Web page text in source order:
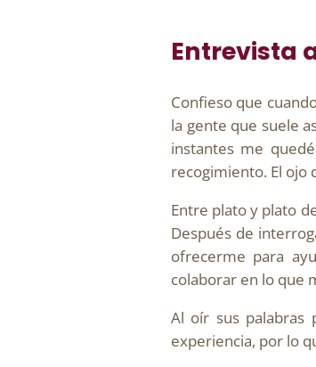
Entrevista
Confieso que
la gente que suele
instantes me
recogimiento. El ojo
Entre plato y plato
Después de
ofrecerme para
colaborar en lo que
Al oír sus palabras
experiencia, por lo